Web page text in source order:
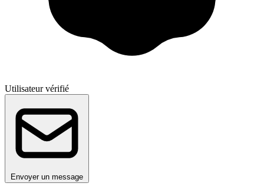
Utilisateur vérifié
Envoyer un message